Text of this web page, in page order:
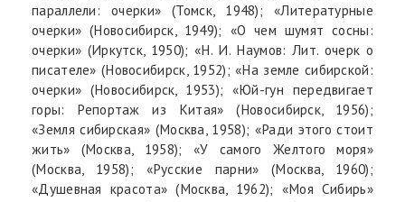
параллели: очерки» (Томск, 1948); «Литературные
очерки» (Новосибирск, 1949); «О чем шумят сосны:
очерки» (Иркутск, 1950); «Н. И. Наумов: Лит. очерк о
писателе» (Новосибирск, 1952); «На земле сибирской:
очерки» (Новосибирск, 1953); «Юй-гун передвигает
горы: Репортаж из Китая» (Новосибирск, 1956);
«Земля сибирская» (Москва, 1958); «Ради этого стоит
жить» (Москва, 1958); «У самого Желтого моря»
(Москва, 1958); «Русские парни» (Москва, 1960);
«Душевная красота» (Москва, 1962); «Моя Сибирь»